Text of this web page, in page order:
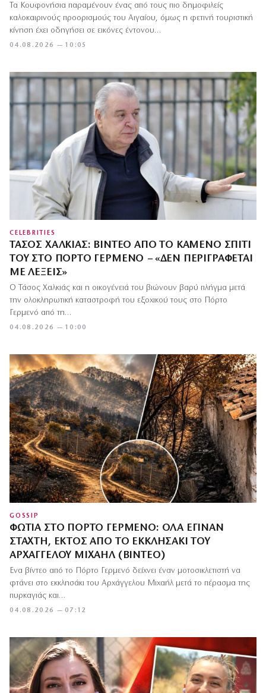
04.08.2026 — 10:05
Τα Κουφονήσια παραμένουν ένας από τους πιο δημοφιλείς
καλοκαιρινούς προορισμούς του Αιγαίου, όμως η φετινή τουριστική
κίνηση έχει οδηγήσει σε εικόνες έντονου…
CELEBRITIES
ΤΆΣΟΣ ΧΑΛΚΙΆΣ: ΒΊΝΤΕΟ ΑΠΌ ΤΟ ΚΑΜΈΝΟ ΣΠΊΤΙ
ΤΟΥ ΣΤΟ ΠΌΡΤΟ ΓΕΡΜΕΝΌ – «ΔΕΝ ΠΕΡΙΓΡΆΦΕΤΑΙ
ΜΕ ΛΈΞΕΙΣ»
04.08.2026 — 10:00
Ο Τάσος Χαλκιάς και η οικογένειά του βιώνουν βαρύ πλήγμα μετά
την ολοκληρωτική καταστροφή του εξοχικού τους στο Πόρτο
Γερμενό από τη…
GOSSIP
ΦΩΤΙΆ ΣΤΟ ΠΌΡΤΟ ΓΕΡΜΕΝΌ: ΌΛΑ ΈΓΙΝΑΝ
ΣΤΆΧΤΗ, ΕΚΤΌΣ ΑΠΌ ΤΟ ΕΚΚΛΗΣΆΚΙ ΤΟΥ
ΑΡΧΆΓΓΕΛΟΥ ΜΙΧΑΉΛ (ΒΊΝΤΕΟ)
04.08.2026 — 07:12
Ένα βίντεο από το Πόρτο Γερμενό δείχνει έναν μοτοσικλετιστή να
φτάνει στο εκκλησάκι του Αρχάγγελου Μιχαήλ μετά το πέρασμα της
πυρκαγιάς και…